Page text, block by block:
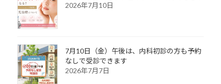
2026年7月10日
7月10日（金）午後は、内科初診の方も予約
なしで受診できます
2026年7月7日